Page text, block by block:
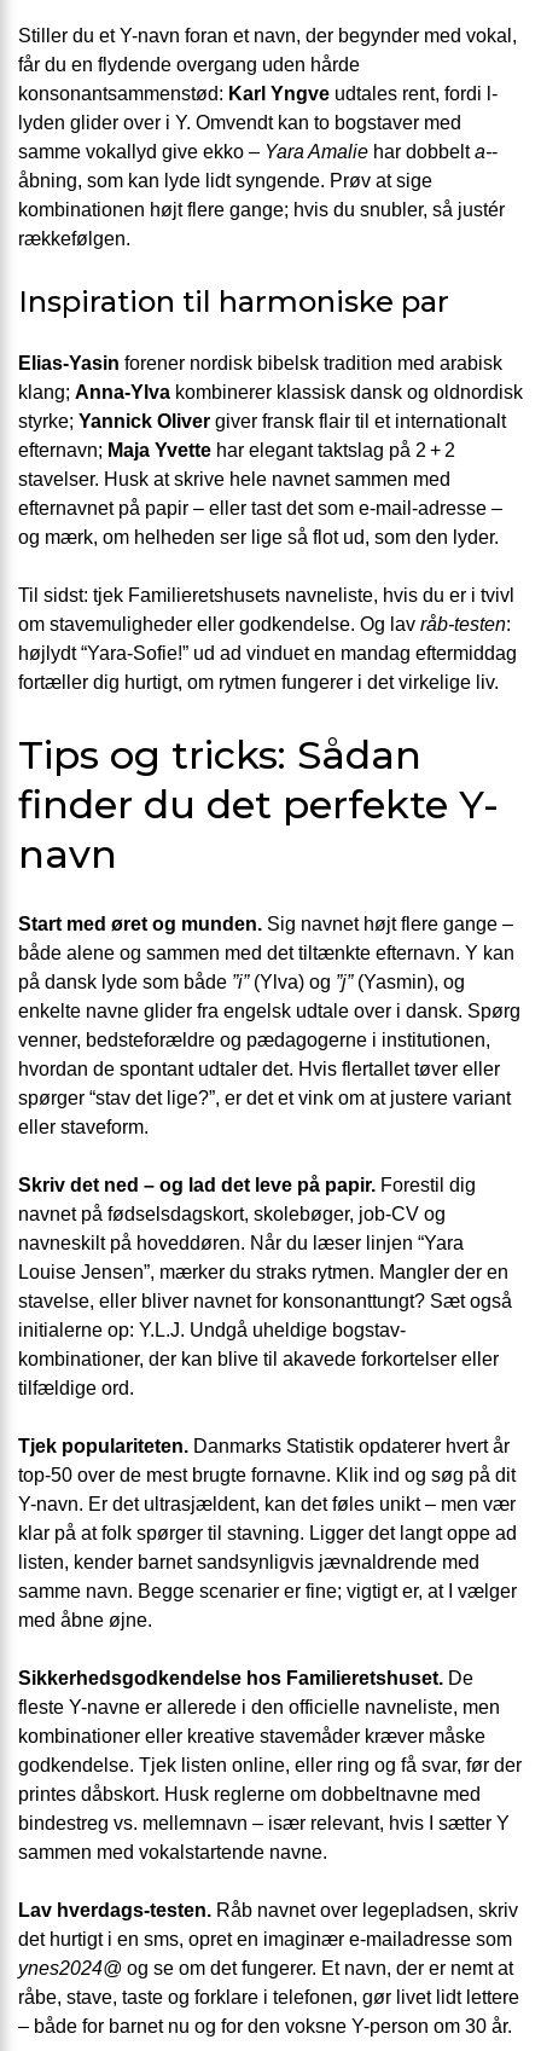
Stiller du et Y-navn foran et navn, der begynder med vokal,
får du en flydende overgang uden hårde
konsonantsammenstød: Karl Yngve udtales rent, fordi l-
lyden glider over i Y. Omvendt kan to bogstaver med
samme vokallyd give ekko – Yara Amalie har dobbelta--
åbning, som kan lyde lidt syngende. Prøv at sige
kombinationen højt flere gange; hvis du snubler, så justér
rækkefølgen.
Inspiration til harmoniske par
Elias-Yasin forener nordisk bibelsk tradition med arabisk
klang; Anna-Ylva kombinerer klassisk dansk og oldnordisk
styrke; Yannick Oliver giver fransk flair til et internationalt
efternavn; Maja Yvette har elegant taktslag på 2 + 2
stavelser. Husk at skrive hele navnet sammen med
efternavnet på papir – eller tast det som e-mail-adresse –
og mærk, om helheden ser lige så flot ud, som den lyder.
Til sidst: tjek Familieretshusets navneliste, hvis du er i tvivl
om stavemuligheder eller godkendelse. Og lav råb-testen:
højlydt “Yara-Sofie!” ud ad vinduet en mandag eftermiddag
fortæller dig hurtigt, om rytmen fungerer i det virkelige liv.
Tips og tricks: Sådan
finder du det perfekte Y-
navn
Start med øret og munden. Sig navnet højt flere gange –
både alene og sammen med det tiltænkte efternavn. Y kan
på dansk lyde som både ”i”(Ylva) og ”j”(Yasmin), og
enkelte navne glider fra engelsk udtale over i dansk. Spørg
venner, bedsteforældre og pædagogerne i institutionen,
hvordan de spontant udtaler det. Hvis flertallet tøver eller
spørger “stav det lige?”, er det et vink om at justere variant
eller staveform.
Skriv det ned – og lad det leve på papir. Forestil dig
navnet på fødselsdagskort, skolebøger, job-CV og
navneskilt på hoveddøren. Når du læser linjen “Yara
Louise Jensen”, mærker du straks rytmen. Mangler der en
stavelse, eller bliver navnet for konsonanttungt? Sæt også
initialerne op: Y.L.J. Undgå uheldige bogstav-
kombinationer, der kan blive til akavede forkortelser eller
tilfældige ord.
Tjek populariteten. Danmarks Statistik opdaterer hvert år
top-50 over de mest brugte fornavne. Klik ind og søg på dit
Y-navn. Er det ultrasjældent, kan det føles unikt – men vær
klar på at folk spørger til stavning. Ligger det langt oppe ad
listen, kender barnet sandsynligvis jævnaldrende med
samme navn. Begge scenarier er fine; vigtigt er, at I vælger
med åbne øjne.
Sikkerhedsgodkendelse hos Familieretshuset. De
fleste Y-navne er allerede i den officielle navneliste, men
kombinationer eller kreative stavemåder kræver måske
godkendelse. Tjek listen online, eller ring og få svar, før der
printes dåbskort. Husk reglerne om dobbeltnavne med
bindestreg vs. mellemnavn – især relevant, hvis I sætter Y
sammen med vokalstartende navne.
Lav hverdags-testen. Råb navnet over legepladsen, skriv
det hurtigt i en sms, opret en imaginær e-mailadresse som
ynes2024@ og se om det fungerer. Et navn, der er nemt at
råbe, stave, taste og forklare i telefonen, gør livet lidt lettere
– både for barnet nu og for den voksne Y-person om 30 år.